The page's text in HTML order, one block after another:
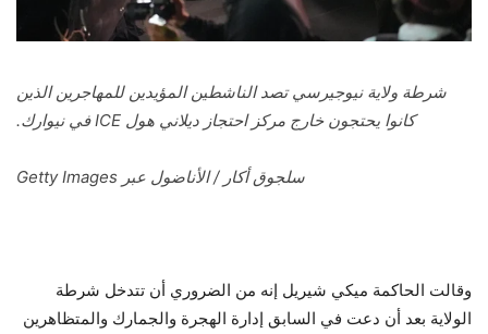
شرطة ولاية نيوجيرسي تصد الناشطين المؤيدين للمهاجرين الذين
كانوا يحتجون خارج مركز احتجاز ديلاني هول ICE في نيوارك.
سلجوق أكار / الأناضول عبر Getty Images
وقالت الحاكمة ميكي شيريل إنه من الضروري أن تتدخل شرطة
الولاية بعد أن دعت في السابق إدارة الهجرة والجمارك والمتظاهرين